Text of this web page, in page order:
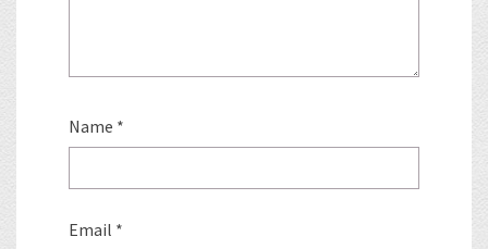
Name *
Email *